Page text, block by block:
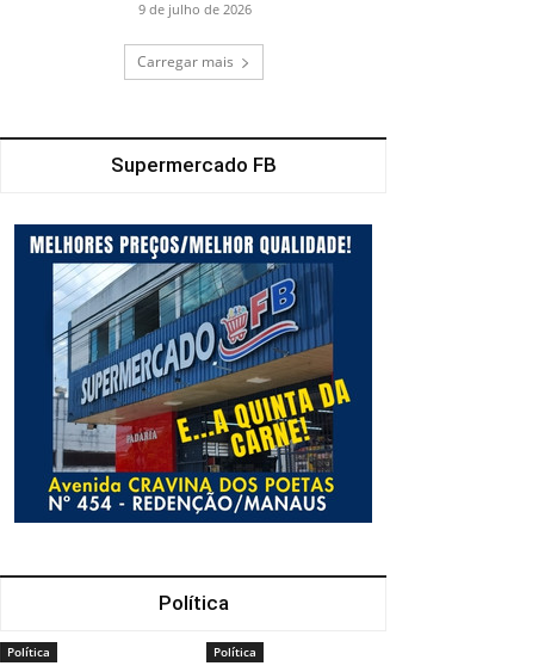
9 de julho de 2026
Carregar mais
Supermercado FB
Política
Política Política